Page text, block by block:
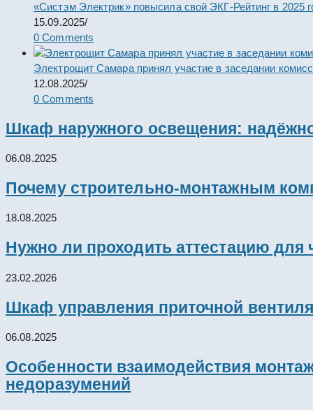
«Систэм Электрик» повысила свой ЭКГ-Рейтинг в 2025
15.09.2025/
0 Comments
Электрощит Самара принял участие в заседании
12.08.2025/
0 Comments
Шкаф наружного освещения:
06.08.2025
Почему строительно-монтажным
18.08.2025
Нужно ли проходить аттестацию для
23.02.2026
Шкаф управления приточной
06.08.2025
Особенности взаимодействия
недоразумений